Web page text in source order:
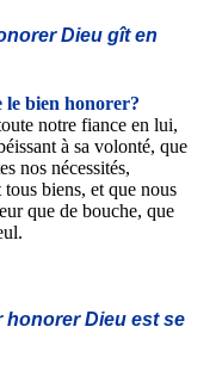
Dieu gît en
le bien honorer?
notre fiance en lui,
à sa volonté, que
nos nécessités,
biens, et que nous
que de bouche, que
Dieu est se